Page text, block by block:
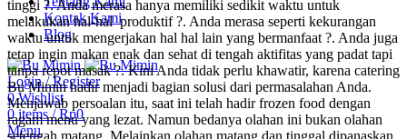
Kontak Kami
Blog
Login / Register
0Wishlist
0items / Rp0
Menu
tinggi ?. Anda merasa hanya memiliki sedikit waktu untuk
melakukan hal-hal produktif ?. Anda merasa seperti kekurangan
waktu untuk mengerjakan hal hal lain yang bermanfaat ?. Anda juga
tetap ingin makan enak dan sehat di tengah aktifitas yang padat tapi
tanpa repot masak ?. Kini Anda tidak perlu khawatir, karena catering
Bu Mimin hadir menjadi bagian solusi dari permasalahan Anda.
Menjawab persoalan itu, saat ini telah hadir frozen food dengan
ragam menu yang lezat. Namun bedanya olahan ini bukan olahan
setengah matang. Melainkan olahan matang dan tinggal dipanaskan.